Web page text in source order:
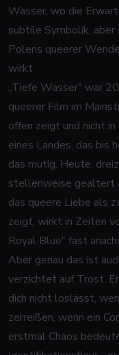
Wasser, wo die
subtile Symbolik, aber
Polens queerer
wirkt
„Tiefe Wasser" war
queerer Film im
offen zeigt und nicht
eines Landes, das bis
das mutig. Heute,
stellenweise gealtert
das queere Liebe als
zeigt, wirkt in Zeiten
Royal Blue" fast
Aber genau das ist
verzichtet auf Trost.
dich nicht loslässt,
zerreißen, wenn ein
erstmal Chaos